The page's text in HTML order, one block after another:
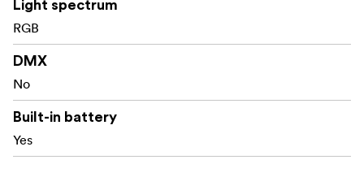
luminozitate
Control fără fir: 2.4ghz
Light spectrum
RGB
DMX
No
Built-in battery
Yes